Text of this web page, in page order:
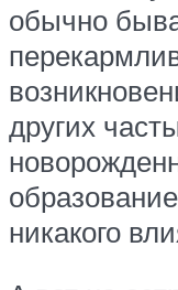
обычно
других
никакого